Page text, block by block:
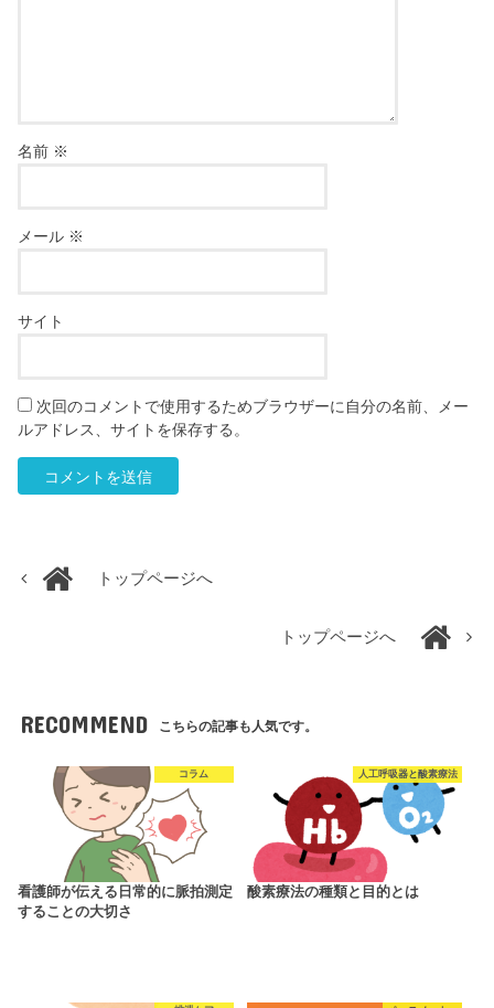
名前 ※
メール ※
サイト
次回のコメントで使用するためブラウザーに自分の名前、メー
ルアドレス、サイトを保存する。
トップページへ
トップページへ
RECOMMEND こちらの記事も人気です。
コラム
看護師が伝える日常的に脈拍測定
することの大切さ
人工呼吸器と酸素療法
酸素療法の種類と目的とは